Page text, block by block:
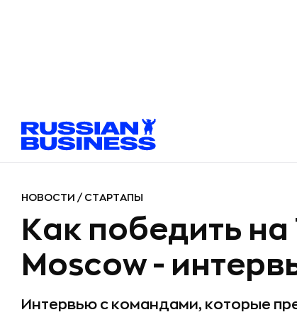
НОВОСТИ / СТАРТАПЫ
Как победить
Moscow -
Интервью с командами, которые